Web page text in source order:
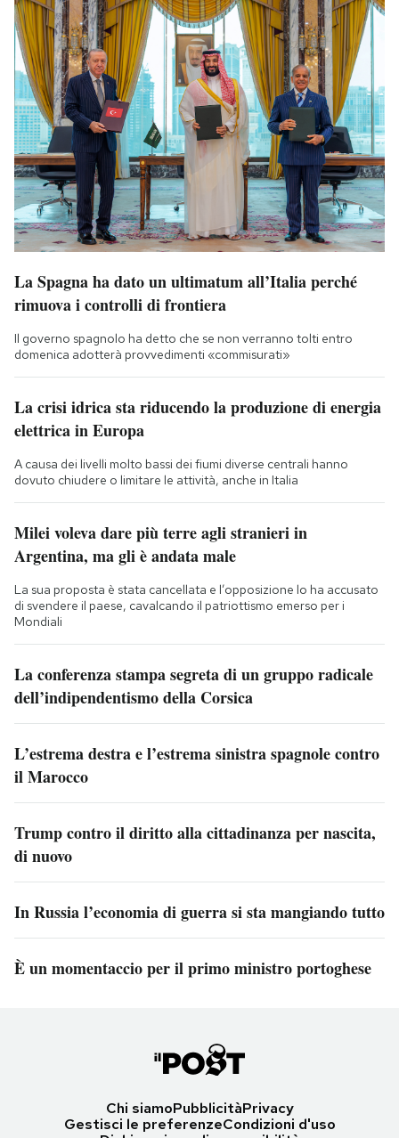
La Spagna ha dato un ultimatum all’Italia perché
rimuova i controlli di frontiera
Il governo spagnolo ha detto che se non verranno tolti entro
domenica adotterà provvedimenti «commisurati»
La crisi idrica sta riducendo la produzione di energia
elettrica in Europa
A causa dei livelli molto bassi dei fiumi diverse centrali hanno
dovuto chiudere o limitare le attività, anche in Italia
Milei voleva dare più terre agli stranieri in
Argentina, ma gli è andata male
La sua proposta è stata cancellata e l’opposizione lo ha accusato
di svendere il paese, cavalcando il patriottismo emerso per i
Mondiali
La conferenza stampa segreta di un gruppo radicale
dell’indipendentismo della Corsica
L’estrema destra e l’estrema sinistra spagnole contro
il Marocco
Trump contro il diritto alla cittadinanza per nascita,
di nuovo
In Russia l’economia di guerra si sta mangiando tutto
È un momentaccio per il primo ministro portoghese
Chi siamoPubblicitàPrivacy
Gestisci le preferenzeCondizioni d'uso